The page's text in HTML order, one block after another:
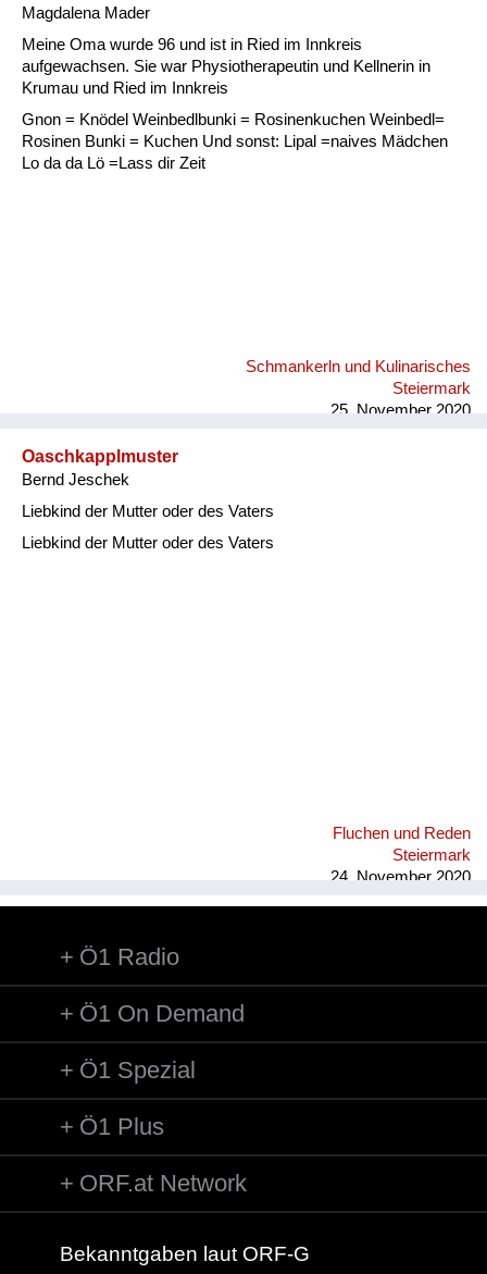
Magdalena Mader
Meine Oma wurde 96 und ist in Ried im Innkreis
aufgewachsen. Sie war Physiotherapeutin und Kellnerin in
Krumau und Ried im Innkreis
Gnon = Knödel Weinbedlbunki = Rosinenkuchen Weinbedl=
Rosinen Bunki = Kuchen Und sonst: Lipal =naives Mädchen
Lo da da Lö =Lass dir Zeit
Schmankerln und Kulinarisches
Steiermark
25. November 2020
Oaschkapplmuster
Bernd Jeschek
Liebkind der Mutter oder des Vaters
Liebkind der Mutter oder des Vaters
Fluchen und Reden
Steiermark
24. November 2020
Ö1 Radio
Ö1 On Demand
Ö1 Spezial
Ö1 Plus
ORF.at Network
Bekanntgaben laut ORF-G